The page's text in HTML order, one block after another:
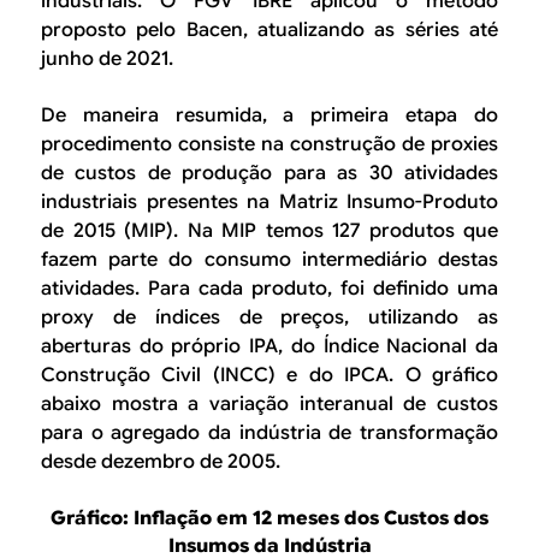
proposto pelo Bacen, atualizando as séries até
junho de 2021.
De maneira resumida, a primeira etapa do
procedimento consiste na construção de proxies
de custos de produção para as 30 atividades
industriais presentes na Matriz Insumo-Produto
de 2015 (MIP). Na MIP temos 127 produtos que
fazem parte do consumo intermediário destas
atividades. Para cada produto, foi definido uma
proxy de índices de preços, utilizando as
aberturas do próprio IPA, do Índice Nacional da
Construção Civil (INCC) e do IPCA. O gráfico
abaixo mostra a variação interanual de custos
para o agregado da indústria de transformação
desde dezembro de 2005.
Gráfico: Inflação em 12 meses dos Custos dos
Insumos da Indústria